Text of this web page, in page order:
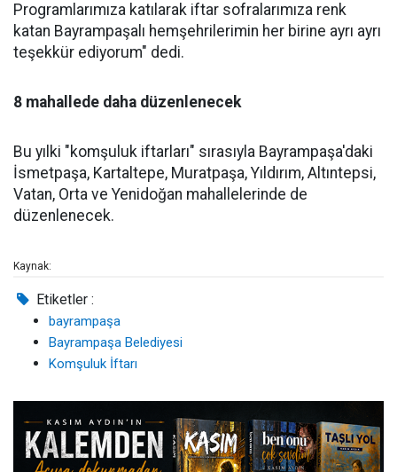
Programlarımıza katılarak iftar sofralarımıza renk
katan Bayrampaşalı hemşehrilerimin her birine ayrı ayrı
teşekkür ediyorum" dedi.
8 mahallede daha düzenlenecek
Bu yılki "komşuluk iftarları" sırasıyla Bayrampaşa'daki
İsmetpaşa, Kartaltepe, Muratpaşa, Yıldırım, Altıntepsi,
Vatan, Orta ve Yenidoğan mahallelerinde de
düzenlenecek.
Kaynak:
Etiketler :
bayrampaşa
Bayrampaşa Belediyesi
Komşuluk İftarı